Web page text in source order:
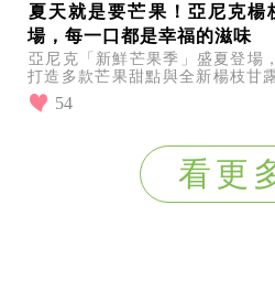
夏天就是要芒果！亞尼克楊
場，每一口都是幸福的滋味
亞尼克「新鮮芒果季」盛夏登場
打造多款芒果甜點與全新楊枝甘
派到楊枝甘露杯，每一口都是酸
54
看更